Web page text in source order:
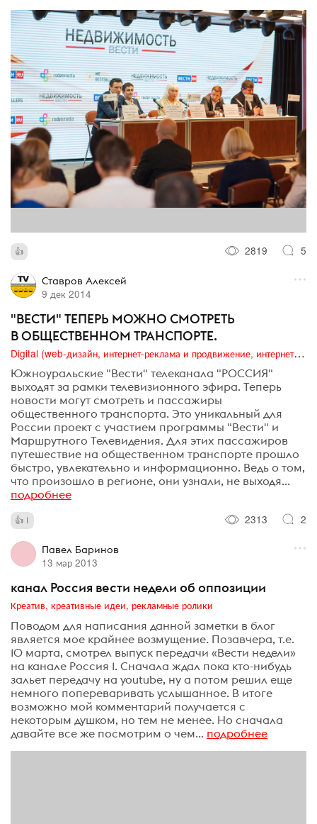
2819 5
Ставров Алексей
9 дек 2014
"ВЕСТИ" ТЕПЕРЬ МОЖНО СМОТРЕТЬ
В ОБЩЕСТВЕННОМ ТРАНСПОРТЕ.
Digital (web-дизайн, интернет-реклама и продвижение, интернет-сообщества и блоги, интернет-коммуникации, мобильный маркетинг, реклама на цифровых экранах)
Южноуральские "Вести" телеканала "РОССИЯ"
выходят за рамки телевизионного эфира. Теперь
новости могут смотреть и пассажиры
общественного транспорта. Это уникальный для
России проект с участием программы "Вести" и
Маршрутного Телевидения. Для этих пассажиров
путешествие на общественном транспорте прошло
быстро, увлекательно и информационно. Ведь о том,
что произошло в регионе, они узнали, не выходя...
подробнее
1 2313 2
Павел Баринов
13 мар 2013
канал Россия вести недели об оппозиции
Креатив, креативные идеи, рекламные ролики
Поводом для написания данной заметки в блог
является мое крайнее возмущение. Позавчера, т.е.
10 марта, смотрел выпуск передачи «Вести недели»
на канале Россия 1. Сначала ждал пока кто-нибудь
зальет передачу на youtube, ну а потом решил еще
немного попереваривать услышанное. В итоге
возможно мой комментарий получается с
некоторым душком, но тем не менее. Но сначала
давайте все же посмотрим о чем... подробнее